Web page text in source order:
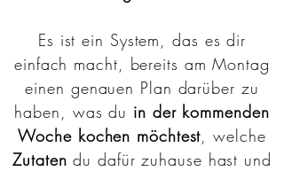
Es ist ein System, das es dir
einfach macht, bereits am Montag
einen genauen Plan darüber zu
haben, was du in der kommenden
Woche kochen möchtest, welche
Zutaten du dafür zuhause hast und